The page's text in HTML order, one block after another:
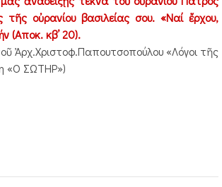
τῆς οὐρανίου βασιλείας σου. «Ναί ἔρχου,
(Αποκ. κβ’ 20).
Ἀρχ.Χριστοφ.Παπουτσοπούλου «Λόγοι τῆς
«Ο ΣΩΤΗΡ»)